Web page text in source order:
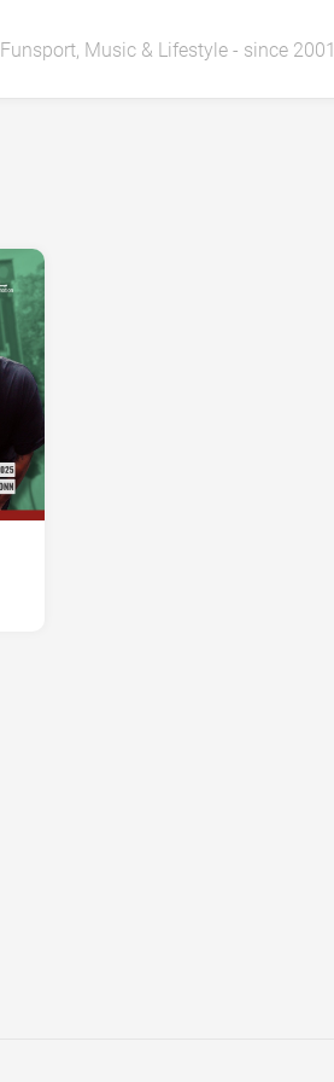
Funsport, Music & Lifestyle - since 2001